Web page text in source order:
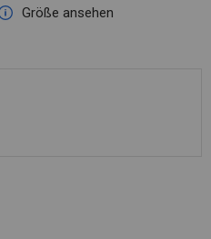
Größe ansehen